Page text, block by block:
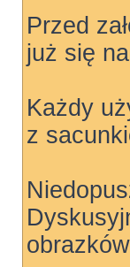
Przed
już się
Każdy
z